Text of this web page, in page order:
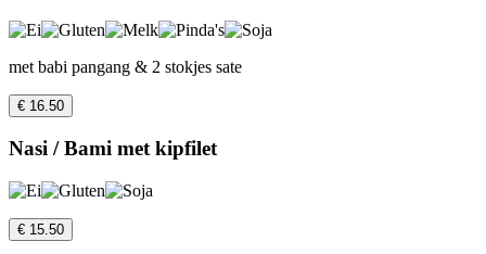
met babi pangang & 2 stokjes sate
€ 16.50
Nasi / Bami met kipfilet
€ 15.50